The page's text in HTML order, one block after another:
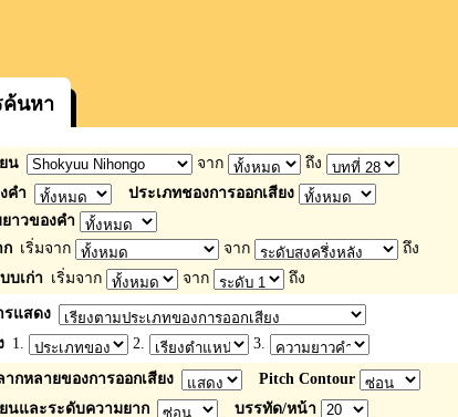
ค้นหา
น จาก
ถึง
คำ
ประเภทชองการออกเสียง
าวของคำ
ก เริ่มจาก จาก
ถึง
บเก่า เริ่มจาก จาก ถึง
รแสดง
1. 2. 3.
กหลายของการออกเสียง
Pitch Contour
ยนและระดับความยาก
บรรทัด/หน้า